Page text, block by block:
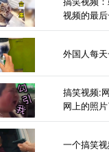
视频的最
外国人每
搞笑视频:
网上的照片
一个搞笑